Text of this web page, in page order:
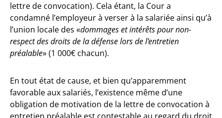
lettre de convocation). Cela étant, la Cour a
condamné l’employeur à verser à la salariée ainsi qu’à
l’union locale des «dommages et intérêts pour non-
respect des droits de la défense lors de l’entretien
préalable» (1 000€ chacun).
En tout état de cause, et bien qu’apparemment
favorable aux salariés, l’existence même d’une
obligation de motivation de la lettre de convocation à